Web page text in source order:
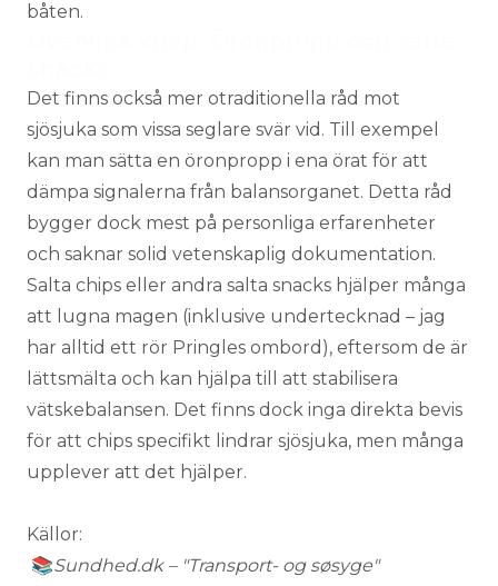
båten.
Det finns också mer otraditionella råd mot
sjösjuka som vissa seglare svär vid. Till exempel
kan man sätta en öronpropp i ena örat för att
dämpa signalerna från balansorganet. Detta råd
bygger dock mest på personliga erfarenheter
och saknar solid vetenskaplig dokumentation.
Salta chips eller andra salta snacks hjälper många
att lugna magen (inklusive undertecknad – jag
har alltid ett rör Pringles ombord), eftersom de är
lättsmälta och kan hjälpa till att stabilisera
vätskebalansen. Det finns dock inga direkta bevis
för att chips specifikt lindrar sjösjuka, men många
upplever att det hjälper.
Källor:
📚Sundhed.dk – "Transport- og søsyge"